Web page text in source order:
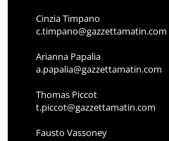
Cinzia Timpano
c.timpano@gazzettamatin.com
Arianna Papalia
a.papalia@gazzettamatin.com
Thomas Piccot
t.piccot@gazzettamatin.com
Fausto Vassoney